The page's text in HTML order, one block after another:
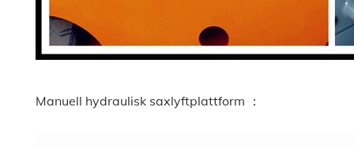
Manuell hydraulisk saxlyftplattform ：